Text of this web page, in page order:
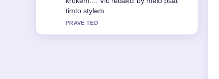
dnes videl.
3 MIN ZPET